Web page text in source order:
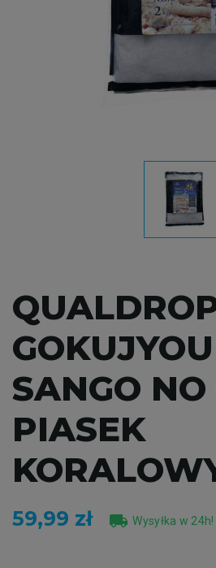
GOKUJYOU
SANGO NO
PIASEK
59,99 zł local_shipping Wysyłka w 24h!